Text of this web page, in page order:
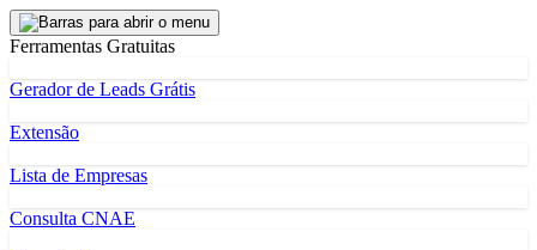
Ferramentas Gratuitas
Gerador de Leads Grátis
Extensão
Lista de Empresas
Consulta CNAE